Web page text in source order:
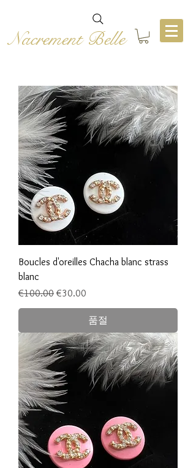
Nacrement Belle
Boucles d'oreilles Chacha blanc strass
blanc
일반가
€100.00 할인가
€30.00
품절